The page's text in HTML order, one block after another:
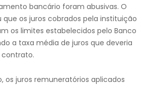
bancário foram abusivas. O
os juros cobrados pela instituição
os limites estabelecidos pelo Banco
a taxa média de juros que deveria
contrato.
os juros remuneratórios aplicados